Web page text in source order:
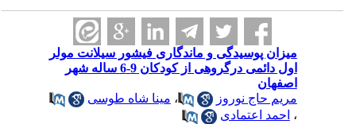
میزان پوسیدگی و ماندگاری فیشور سیلانت مولر
اول دائمی درگروهی از کودکان 9-6 ساله شهر
اصفهان
مریم حاج نوروز
،مینا شاه طوسی
احمد اعتمادی